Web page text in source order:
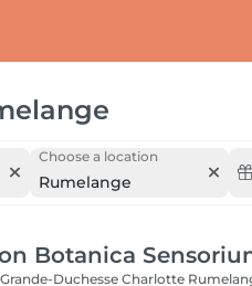
Choose a location
Rumelange
Botanica
Duchesse Charlotte